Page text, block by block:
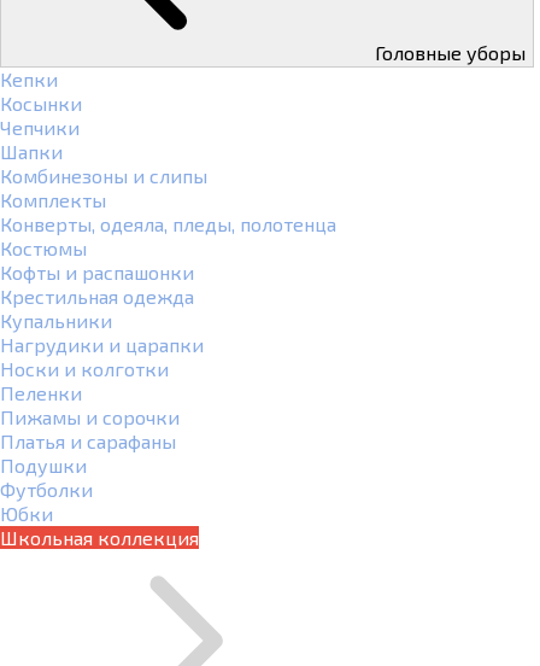
Головные уборы
Кепки
Косынки
Чепчики
Шапки
Комбинезоны и слипы
Комплекты
Конверты, одеяла, пледы, полотенца
Костюмы
Кофты и распашонки
Крестильная одежда
Купальники
Нагрудики и царапки
Носки и колготки
Пеленки
Пижамы и сорочки
Платья и сарафаны
Подушки
Футболки
Юбки
Школьная коллекция